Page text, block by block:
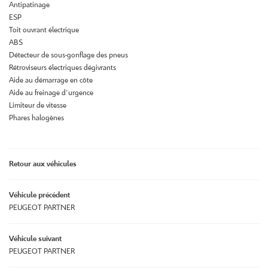
Antipatinage
ESP
Toit ouvrant électrique
ABS
Détecteur de sous-gonflage des pneus
Rétroviseurs électriques dégivrants
Aide au démarrage en côte
Aide au freinage d'urgence
Limiteur de vitesse
Phares halogènes
Retour aux véhicules
Véhicule précédent
PEUGEOT PARTNER
Véhicule suivant
PEUGEOT PARTNER